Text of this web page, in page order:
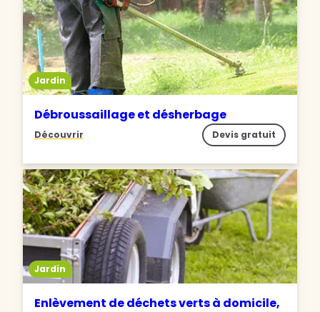
Jardin
Débroussaillage et désherbage
Découvrir Devis gratuit
Jardin
Enlèvement de déchets verts à domicile,